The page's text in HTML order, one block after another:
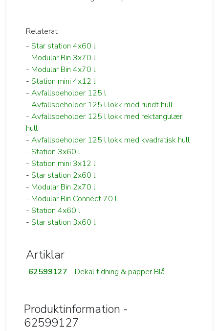
Relaterat
- Star station 4x60 l
- Modular Bin 3x70 l
- Modular Bin 4x70 l
- Station mini 4x12 l
- Avfallsbeholder 125 l
- Avfallsbeholder 125 l lokk med rundt hull
- Avfallsbeholder 125 l lokk med rektangulær
hull
- Avfallsbeholder 125 l lokk med kvadratisk hull
- Station 3x60 l
- Station mini 3x12 l
- Star station 2x60 l
- Modular Bin 2x70 l
- Modular Bin Connect 70 l
- Station 4x60 l
- Star station 3x60 l
Artiklar
62599127 - Dekal tidning & papper Blå
Produktinformation -
62599127